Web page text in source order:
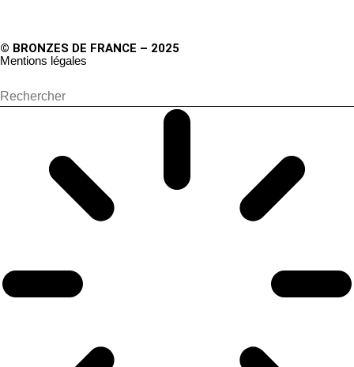
© BRONZES DE FRANCE – 2025
Mentions légales